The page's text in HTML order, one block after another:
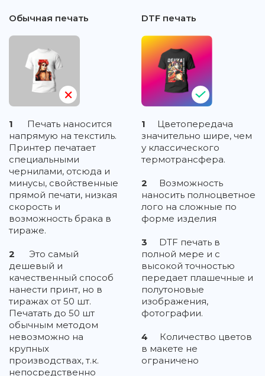
Обычная печать
1
Печать наносится
напрямую на текстиль.
Принтер печатает
специальными
чернилами, отсюда и
минусы, свойственные
прямой печати, низкая
скорость и
возможность брака в
тираже.
2
Это самый
дешевый и
качественный способ
нанести принт, но в
тиражах от 50 шт.
Печатать до 50 шт
обычным методом
невозможно на
крупных
производствах, т.к.
непосредственно
DTF печать
1
Цветопередача
значительно шире, чем
у классического
термотрансфера.
2
Возможность
наносить полноцветное
лого на сложные по
форме изделия
3
DTF печать в
полной мере и с
высокой точностью
передает плашечные и
полутоновые
изображения,
фотографии.
4
Количество цветов
в макете не
ограничено